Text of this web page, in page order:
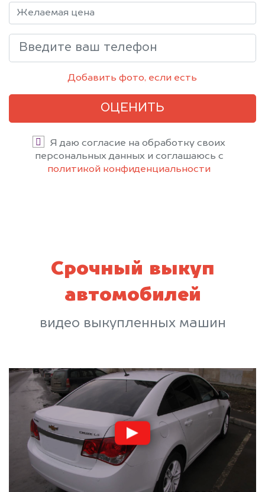
Добавить фото, если есть
ОЦЕНИТЬ
Я даю согласие на обработку своих
персональных данных и соглашаюсь с
политикой конфиденциальности
Срочный выкуп
автомобилей
видео выкупленных машин